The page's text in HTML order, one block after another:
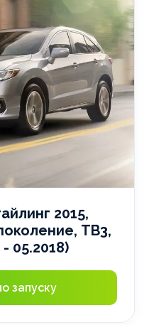
2015,
TB3,
05.2018)
запуску